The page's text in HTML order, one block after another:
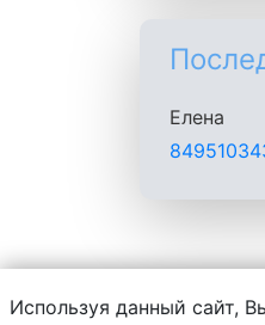
Елена
Используя данный сайт,